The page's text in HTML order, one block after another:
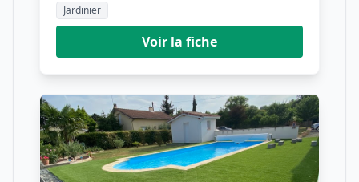
Jardinier
Voir la fiche